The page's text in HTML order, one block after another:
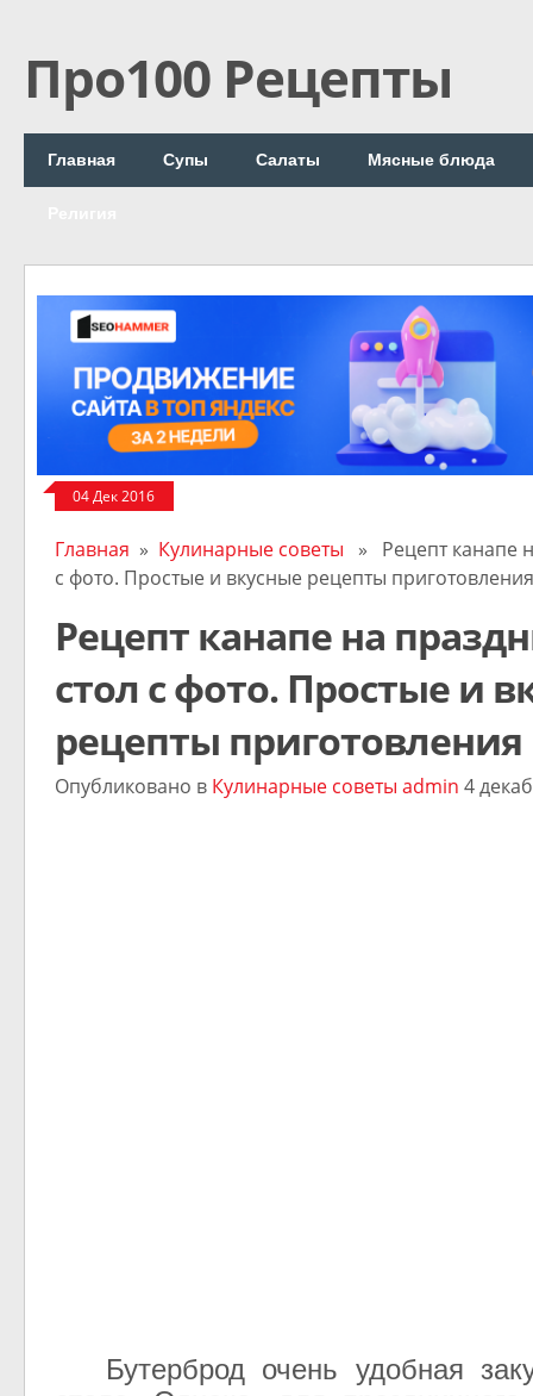
Про100 Рецепты
Главная Супы Салаты Мясные блюда
04 Дек 2016
Главная » Кулинарные советы » Рецепт канапе
с фото. Простые и вкусные рецепты
Рецепт канапе на
стол с фото. Простые и
рецепты приготовления
Опубликовано в Кулинарные советы admin 4
Бутерброд очень удобная